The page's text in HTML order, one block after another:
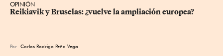
OPINIÓN
Reikiavik y Bruselas: ¿vuelve la ampliación europea?
Por Carlos Rodrigo Peña Vega